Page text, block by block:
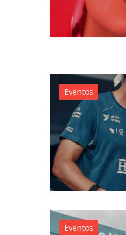
Eventos
Eventos